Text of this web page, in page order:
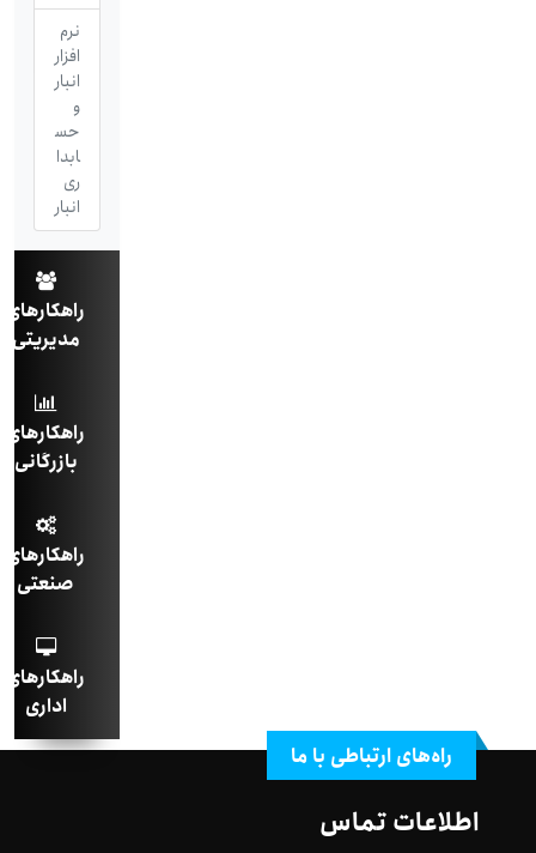
نرم
افزار
انبار
حس
ابدا
ری
انبار
راهکارهای
مدیریتی
راهکارهای
بازرگانی
راهکارهای
صنعتی
راهکارهای
اداری
راه‌های ارتباطی با ما
اطلاعات تماس